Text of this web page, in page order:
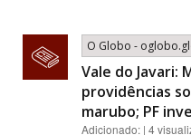
O Globo -
Vale do Javari:
providências
marubo; PF
Adicionado: | 4